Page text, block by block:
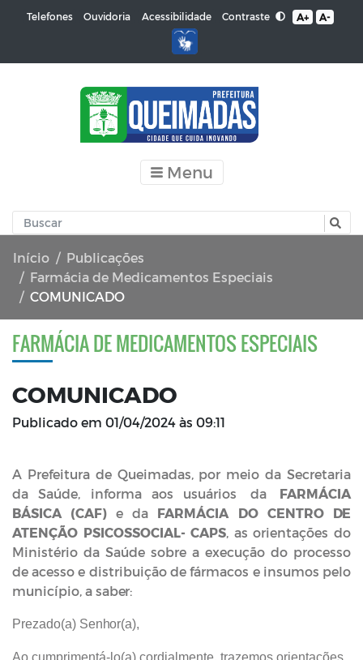
Telefones Ouvidoria Acessibilidade Contraste A+ A-
Menu
Início
Publicações
Farmácia de Medicamentos Especiais
COMUNICADO
FARMÁCIA DE MEDICAMENTOS ESPECIAIS
COMUNICADO
Publicado em 01/04/2024 às 09:11
A Prefeitura de Queimadas, por meio da Secretaria
da Saúde, informa aos usuários
da
FARMÁCIA
BÁSICA
(CAF) e da FARMÁCIA DO CENTRO
DE
ATENÇÃO PSICOSSOCIAL- CAPS , as orientações do
Ministério da Saúde sobre a execução do processo
de acesso e distribuição de fármacos e insumos pelo
município, a saber:
Prezado(a) Senhor(a),
Ao cumprimentá-lo(a) cordialmente, trazemos orientações